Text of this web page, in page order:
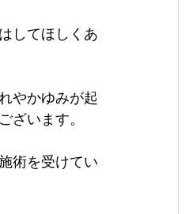
してほしくあ
やかゆみが起
ざいます。
術を受けてい